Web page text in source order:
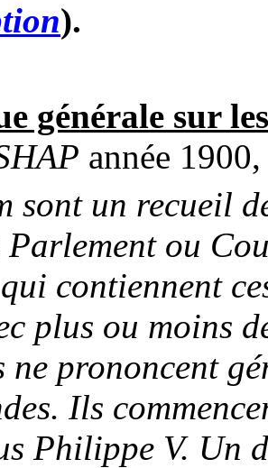
).
générale sur
année
sont un recueil
Parlement ou
contiennent
plus ou moins
ne prononcent
Ils
Philippe V. Un